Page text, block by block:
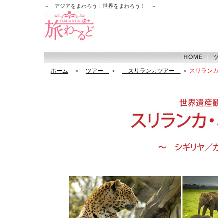
～ アジアをまわろう！世界をまわろう！ ～
HOME
ホーム ＞ ツアー ＞ スリランカツアー ＞ スリラン